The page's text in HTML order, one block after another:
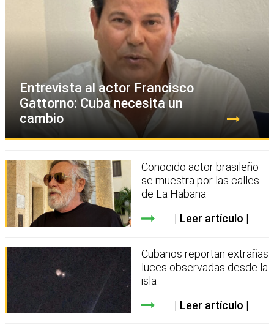
Entrevista al actor Francisco
Gattorno: Cuba necesita un
cambio
Conocido actor brasileño
se muestra por las calles
de La Habana
Leer artículo
Cubanos reportan extrañas
luces observadas desde la
isla
Leer artículo